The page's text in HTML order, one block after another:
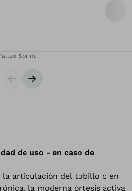
Sprint
DiapositivaSiguiente diapositiva
de uso - en caso de
la articulación del tobillo o en
la moderna órtesis activa